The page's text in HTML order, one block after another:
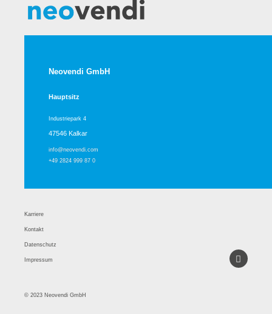
Neovendi GmbH
Hauptsitz
Industriepark 4
47546 Kalkar
info@neovendi.com
+49 2824 999 87 0
Karriere
Kontakt
Datenschutz
Impressum
© 2023 Neovendi GmbH